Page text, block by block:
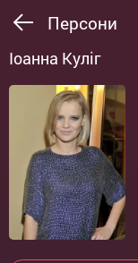
Персони
Іоанна Куліг